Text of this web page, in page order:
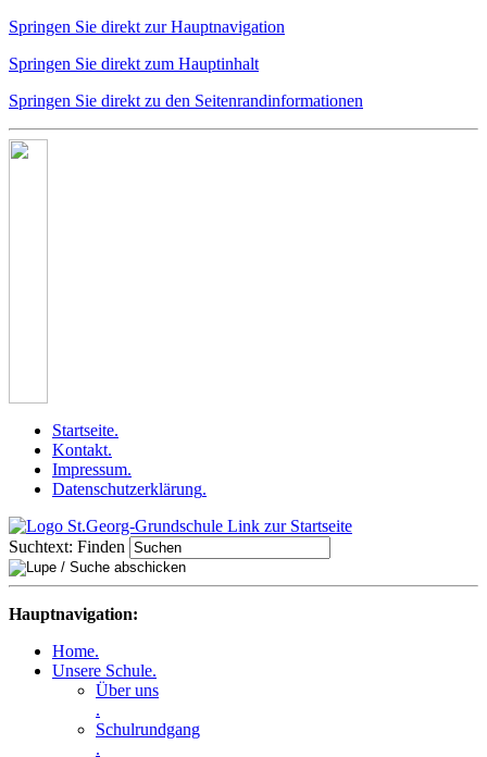
Springen Sie direkt zur Hauptnavigation
Springen Sie direkt zum Hauptinhalt
Springen Sie direkt zu den Seitenrandinformationen
Startseite.
Kontakt.
Impressum.
Datenschutzerklärung.
Suchtext: Finden
Hauptnavigation:
Home.
Unsere Schule.
Über uns
.
Schulrundgang
.